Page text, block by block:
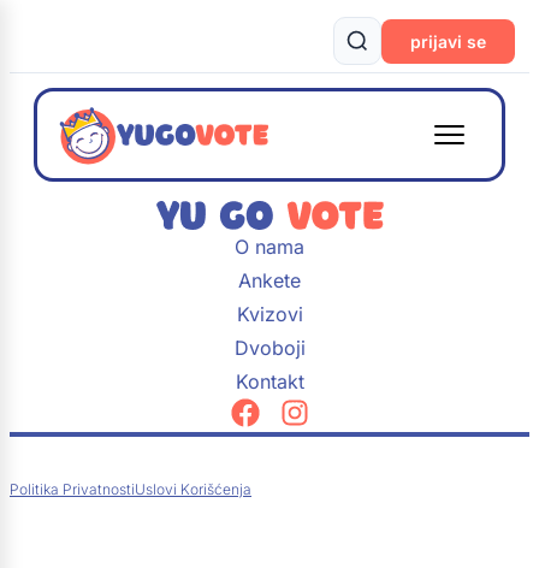
prijavi se
O nama
Ankete
Kvizovi
Dvoboji
Kontakt
Politika PrivatnostiUslovi Korišćenja